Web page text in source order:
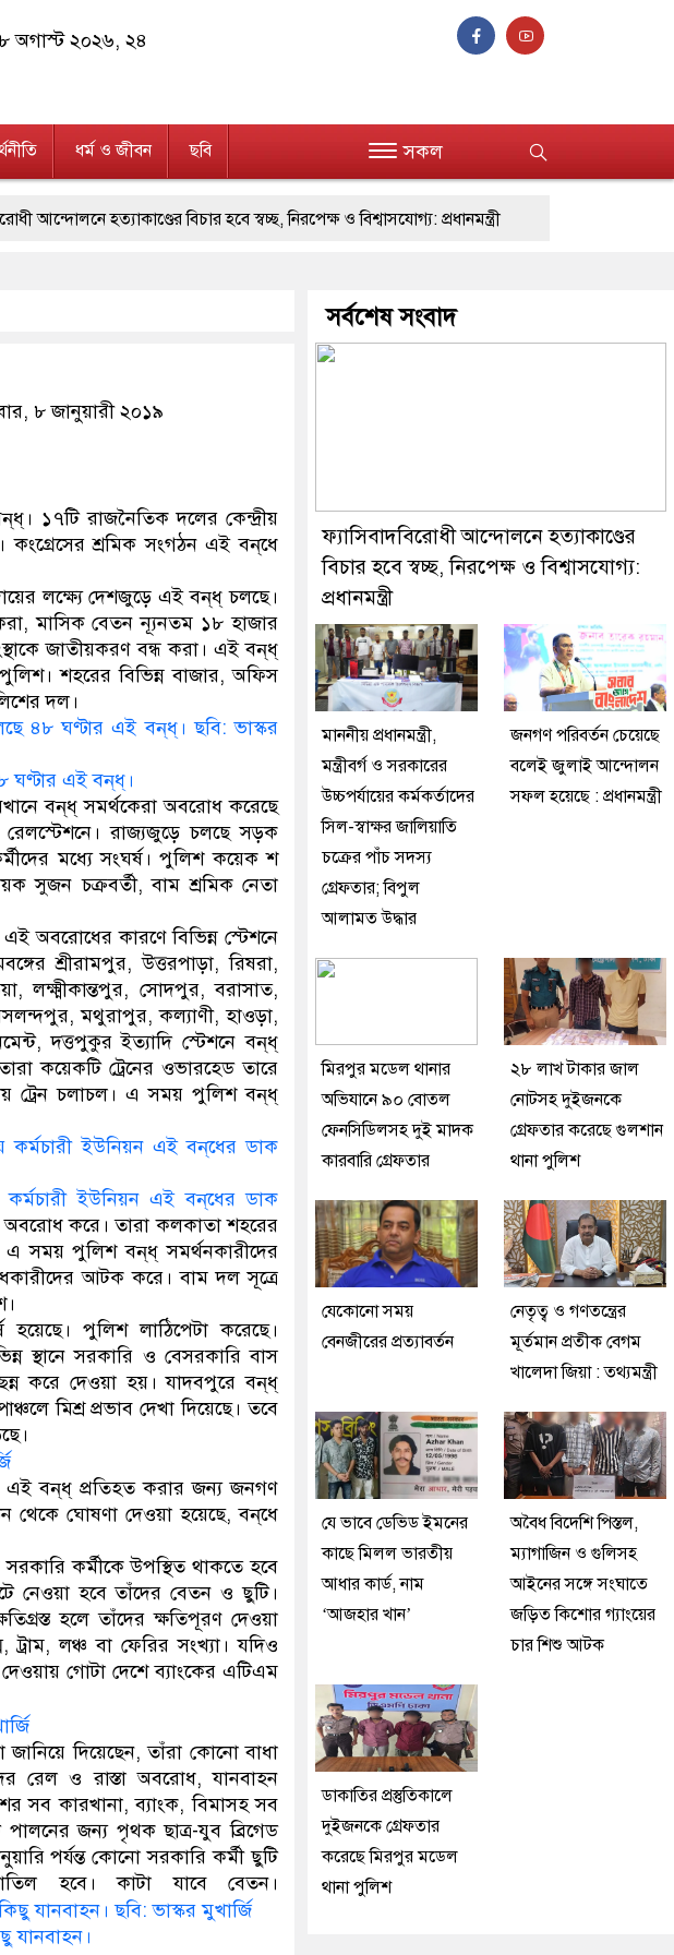
অগাস্ট ২০২৬, ২৪
ধর্ম ও জীবন ছবি সকল
হত্যাকাণ্ডের বিচার হবে স্বচ্ছ, নিরপেক্ষ ও বিশ্বাসযোগ্য: প্রধানমন্ত্রী
জুলাই আন্দোলন সফল হয়েছে : প্রধানমন্ত্রী মিরপুর মডেল থানার অভিযানে ৯০ বোতল
দুইজনকে গ্রেফতার করেছে গুলশান থানা পুলিশ
বেগম খালেদা জিয়া : তথ্যমন্ত্রী
৮ জানুয়ারী ২০১৯
১৭টি রাজনৈতিক দলের কেন্দ্রীয়
কংগ্রেসের শ্রমিক সংগঠন এই বন্‌ধে
লক্ষ্যে দেশজুড়ে এই বন্‌ধ্‌ চলছে।
করা, মাসিক বেতন ন্যূনতম ১৮ হাজার
জাতীয়করণ বন্ধ করা। এই বন্‌ধ্‌
শহরের বিভিন্ন বাজার, অফিস
দল।
ঘণ্টার এই বন্‌ধ্‌।
বন্‌ধ্‌ সমর্থকেরা অবরোধ করেছে
রেলস্টেশনে। রাজ্যজুড়ে চলছে সড়ক
মধ্যে সংঘর্ষ। পুলিশ কয়েক শ
সুজন চক্রবর্তী, বাম শ্রমিক নেতা
অবরোধের কারণে বিভিন্ন স্টেশনে
শ্রীরামপুর, উত্তরপাড়া, রিষরা,
লক্ষ্মীকান্তপুর, সোদপুর, বরাসাত,
মথুরাপুর, কল্যাণী, হাওড়া,
দত্তপুকুর ইত্যাদি স্টেশনে বন্‌ধ্‌
কয়েকটি ট্রেনের ওভারহেড তারে
ট্রেন চলাচল। এ সময় পুলিশ বন্‌ধ্‌
কর্মচারী ইউনিয়ন এই বন্‌ধের ডাক
অবরোধ করে। তারা কলকাতা শহরের
এ সময় পুলিশ বন্‌ধ্‌ সমর্থনকারীদের
আটক করে। বাম দল সূত্রে
পুলিশ লাঠিপেটা করেছে।
স্থানে সরকারি ও বেসরকারি বাস
করে দেওয়া হয়। যাদবপুরে বন্‌ধ্‌
মিশ্র প্রভাব দেখা দিয়েছে। তবে
এই বন্‌ধ্‌ প্রতিহত করার জন্য জনগণ
থেকে ঘোষণা দেওয়া হয়েছে, বন্‌ধে
কর্মীকে উপস্থিত থাকতে হবে
নেওয়া হবে তাঁদের বেতন ও ছুটি।
হলে তাঁদের ক্ষতিপূরণ দেওয়া
লঞ্চ বা ফেরির সংখ্যা। যদিও
গোটা দেশে ব্যাংকের এটিএম
জানিয়ে দিয়েছেন, তাঁরা কোনো বাধা
রেল ও রাস্তা অবরোধ, যানবাহন
সব কারখানা, ব্যাংক, বিমাসহ সব
পালনের জন্য পৃথক ছাত্র-যুব ব্রিগেড
পর্যন্ত কোনো সরকারি কর্মী ছুটি
হবে। কাটা যাবে বেতন।
যানবাহন।
সর্বশেষ সংবাদ
ফ্যাসিবাদবিরোধী আন্দোলনে হত্যাকাণ্ডের
বিচার হবে স্বচ্ছ, নিরপেক্ষ ও বিশ্বাসযোগ্য:
প্রধানমন্ত্রী
মাননীয় প্রধানমন্ত্রী,
মন্ত্রীবর্গ ও সরকারের
উচ্চপর্যায়ের কর্মকর্তাদের
সিল-স্বাক্ষর জালিয়াতি
চক্রের পাঁচ সদস্য
গ্রেফতার; বিপুল
আলামত উদ্ধার
জনগণ পরিবর্তন চেয়েছে
বলেই জুলাই আন্দোলন
সফল হয়েছে : প্রধানমন্ত্রী
মিরপুর মডেল থানার
অভিযানে ৯০ বোতল
ফেনসিডিলসহ দুই মাদক
কারবারি গ্রেফতার
২৮ লাখ টাকার জাল
নোটসহ দুইজনকে
গ্রেফতার করেছে গুলশান
থানা পুলিশ
যেকোনো সময়
বেনজীরের প্রত্যাবর্তন
নেতৃত্ব ও গণতন্ত্রের
মূর্তমান প্রতীক বেগম
খালেদা জিয়া : তথ্যমন্ত্রী
যে ভাবে ডেভিড ইমনের
কাছে মিলল ভারতীয়
আধার কার্ড, নাম
‘আজহার খান’
অবৈধ বিদেশি পিস্তল,
ম্যাগাজিন ও গুলিসহ
আইনের সঙ্গে সংঘাতে
জড়িত কিশোর গ্যাংয়ের
চার শিশু আটক
ডাকাতির প্রস্তুতিকালে
দুইজনকে গ্রেফতার
করেছে মিরপুর মডেল
থানা পুলিশ